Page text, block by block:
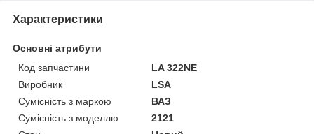
Характеристики
Основні атрибути
Код запчастини
LA 322NE
Виробник
LSA
Сумісність з маркою
ВАЗ
Сумісність з моделлю
2121